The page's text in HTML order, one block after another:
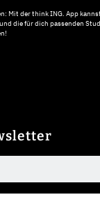
Mit der think ING. App
die für dich passenden